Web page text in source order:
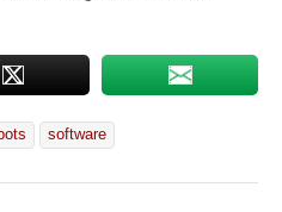
software